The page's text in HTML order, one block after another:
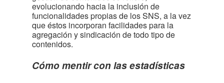
evolucionando hacia la inclusión de
funcionalidades propias de los SNS, a la vez
que éstos incorporan facilidades para la
agregación y sindicación de todo tipo de
contenidos.
Cómo mentir con las estadísticas